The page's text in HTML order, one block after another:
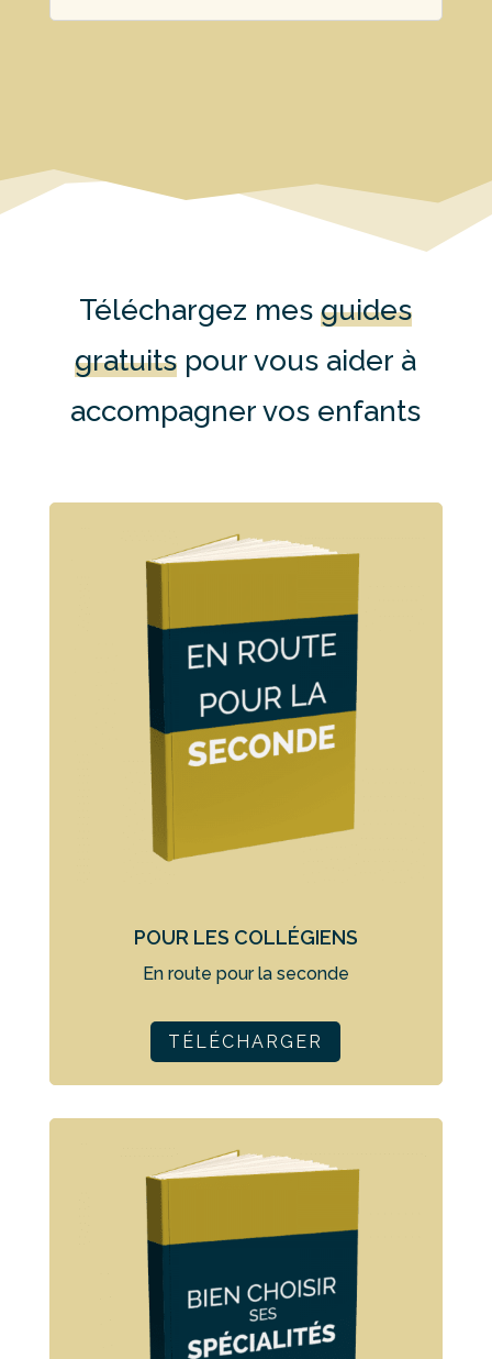
Téléchargez mesguides
gratuits pour vous aider à
accompagner vos enfants
POUR LES COLLÉGIENS
En route pour la seconde
TÉLÉCHARGER